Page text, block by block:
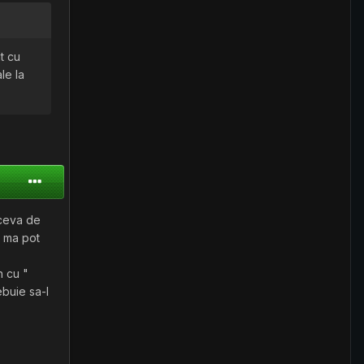
cu
la
de
ma pot
cu "
sa-l